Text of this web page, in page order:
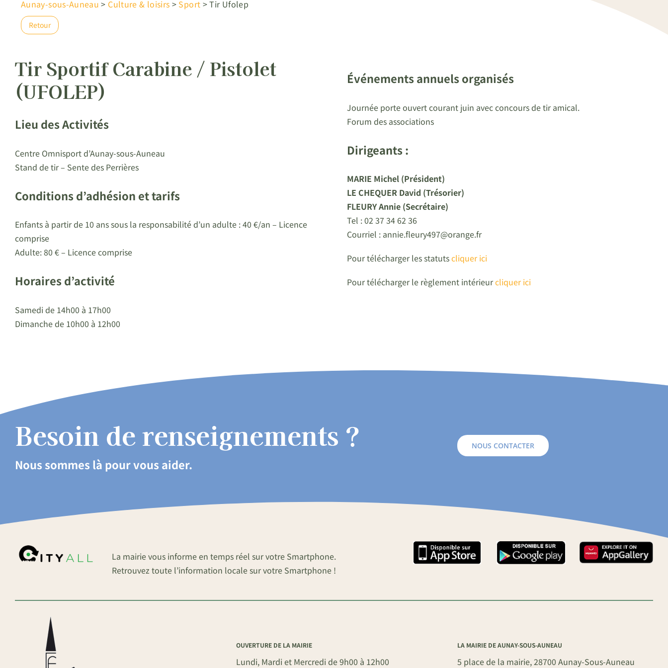
Aunay-sous-Auneau > Culture & loisirs > Sport >Tir Ufolep
Retour
Tir Sportif Carabine / Pistolet
(UFOLEP)
Lieu des Activités
Centre Omnisport d’Aunay-sous-Auneau
Stand de tir – Sente des Perrières
Conditions d’adhésion et tarifs
Enfants à partir de 10 ans sous la responsabilité d’un adulte : 40 €/an – Licence
comprise
Adulte: 80 € – Licence comprise
Horaires d’activité
Samedi de 14h00 à 17h00
Dimanche de 10h00 à 12h00
Événements annuels organisés
Journée porte ouvert courant juin avec concours de tir amical.
Forum des associations
Dirigeants :
MARIE Michel (Président)
LE CHEQUER David (Trésorier)
FLEURY Annie (Secrétaire)
Tel : 02 37 34 62 36
Courriel : annie.fleury497@orange.fr
Pour télécharger les statutscliquer ici
Pour télécharger le règlement intérieurcliquer ici
Besoin de renseignements ?
Nous sommes là pour vous aider.
NOUS CONTACTER
La mairie vous informe en temps réel sur votre Smartphone.
Retrouvez toute l’information locale sur votre Smartphone !
OUVERTURE DE LA MAIRIE
Lundi, Mardi et Mercredi de 9h00 à 12h00
LA MAIRIE DE AUNAY-SOUS-AUNEAU
5 place de la mairie, 28700 Aunay-Sous-Auneau